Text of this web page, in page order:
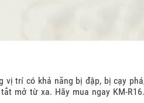
trí có khả năng bị đập, bị cạy
mở từ xa. Hãy mua ngay KM-